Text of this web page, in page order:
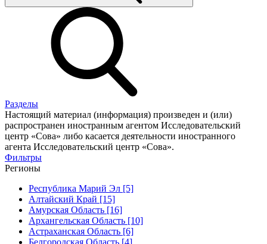
Разделы
Настоящий материал (информация) произведен и (или)
распространен иностранным агентом Исследовательский
центр «Сова» либо касается деятельности иностранного
агента Исследовательский центр «Сова».
Фильтры
Регионы
Республика Марий Эл [5]
Алтайский Край [15]
Амурская Область [16]
Архангельская Область [10]
Астраханская Область [6]
Белгородская Область [4]